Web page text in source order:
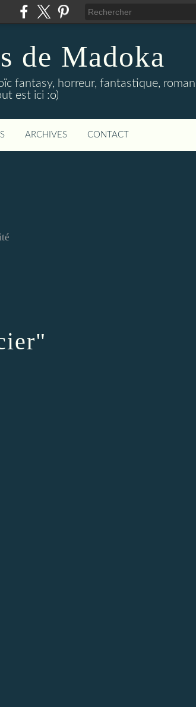
de Madoka
fantasy, horreur, fantastique,
est ici :o)
ARCHIVES CONTACT